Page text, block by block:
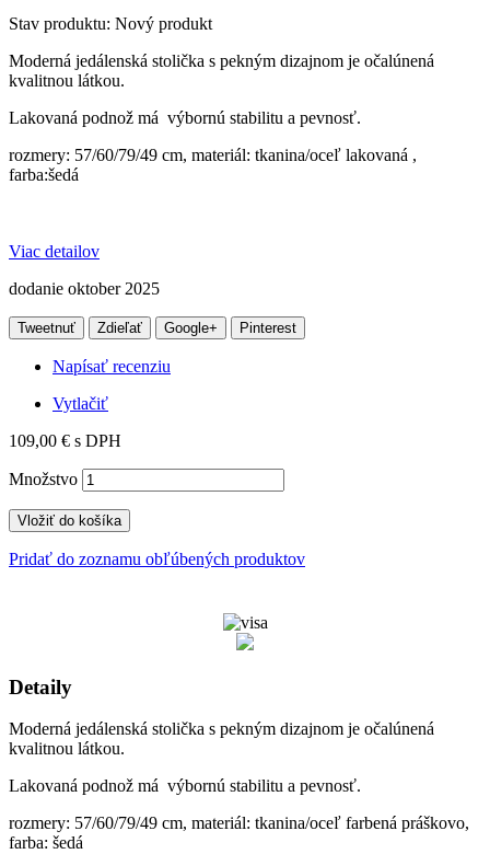
Stav produktu: Nový produkt
Moderná jedálenská stolička s pekným dizajnom je očalúnená
kvalitnou látkou.
Lakovaná podnož má výbornú stabilitu a pevnosť.
rozmery: 57/60/79/49 cm, materiál: tkanina/oceľ lakovaná ,
farba:šedá
Viac detailov
dodanie oktober 2025
Tweetnuť Zdieľať Google+ Pinterest
Napísať recenziu
Vytlačiť
109,00 € s DPH
Množstvo
Vložiť do košíka
Pridať do zoznamu obľúbených produktov
Detaily
Moderná jedálenská stolička s pekným dizajnom je očalúnená
kvalitnou látkou.
Lakovaná podnož má výbornú stabilitu a pevnosť.
rozmery: 57/60/79/49 cm, materiál: tkanina/oceľ farbená práškovo,
farba: šedá